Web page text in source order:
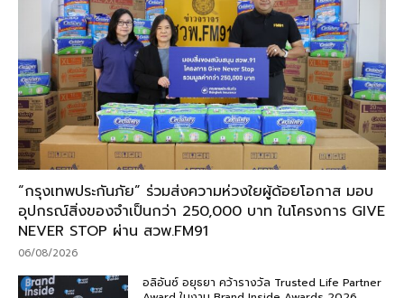
“กรุงเทพประกันภัย” ร่วมส่งความห่วงใยผู้ด้อยโอกาส มอบ
อุปกรณ์สิ่งของจำเป็นกว่า 250,000 บาท ในโครงการ GIVE
NEVER STOP ผ่าน สวพ.FM91
06/08/2026
อลิอันซ์ อยุธยา คว้ารางวัล Trusted Life Partner